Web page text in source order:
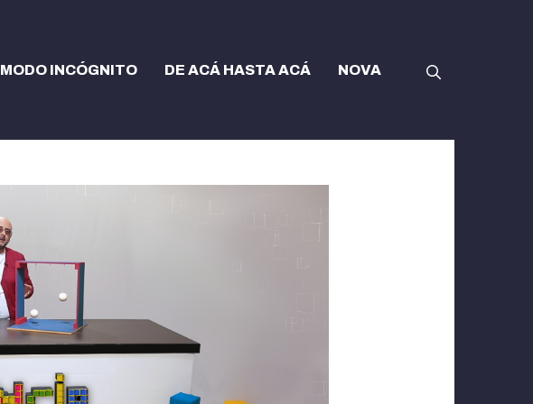
MODO INCÓGNITO DE ACÁ HASTA ACÁ NOVA